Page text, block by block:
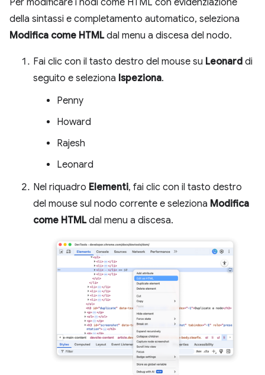
della sintassi e completamento automatico, seleziona
Modifica come HTMLdal menu a discesa del nodo.
Fai clic con il tasto destro del mouse su Leonard di
seguito e seleziona Ispeziona.
Penny
Howard
Rajesh
Leonard
Nel riquadro Elementi, fai clic con il tasto destro
del mouse sul nodo corrente e seleziona Modifica
come HTMLdal menu a discesa.